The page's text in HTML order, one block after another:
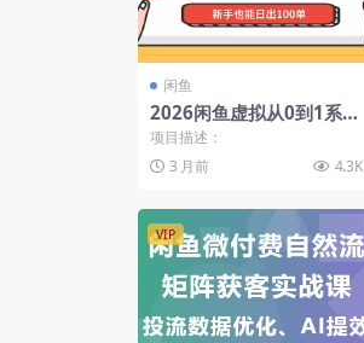
闲鱼
2026闲鱼虚拟从0到1系统
化运营课程：标准化打法
拆解 + 高效出单全链路教
学，新手也能日出100单
项目描述：
3 月前
4.3K
VIP